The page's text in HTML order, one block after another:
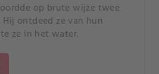
op brute wijze twee
ontdeed ze van hun
ze in het water.